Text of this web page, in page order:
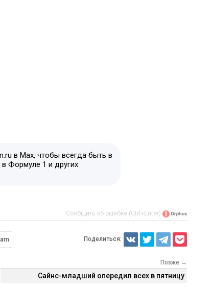
в Max, чтобы всегда быть в
Формуле 1 и других
Сообщить об ошибке (Ctrl+Enter)
Поделиться:
Позже →
Сайнс-младший опередил всех в пятницу